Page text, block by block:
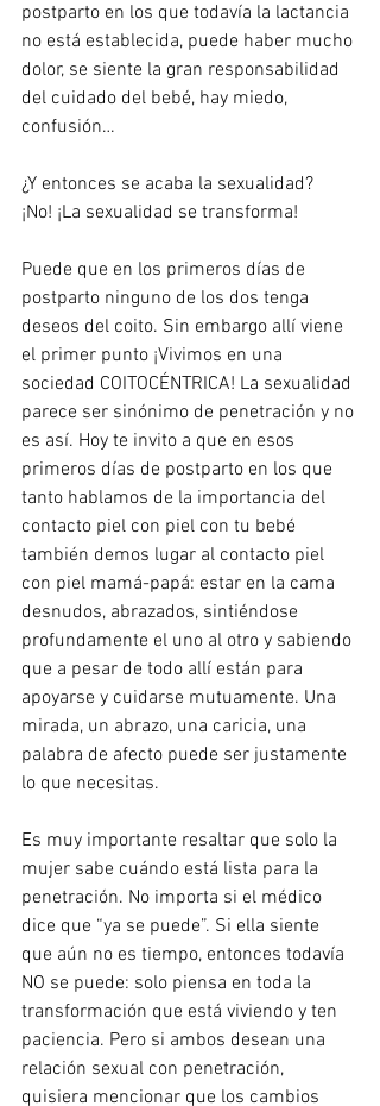
postparto en los que todavía la lactancia
no está establecida, puede haber mucho
dolor, se siente la gran responsabilidad
del cuidado del bebé, hay miedo,
confusión…
¿Y entonces se acaba la sexualidad?
¡No! ¡La sexualidad se transforma!
Puede que en los primeros días de
postparto ninguno de los dos tenga
deseos del coito. Sin embargo allí viene
el primer punto ¡Vivimos en una
sociedad COITOCÉNTRICA! La sexualidad
parece ser sinónimo de penetración y no
es así. Hoy te invito a que en esos
primeros días de postparto en los que
tanto hablamos de la importancia del
contacto piel con piel con tu bebé
también demos lugar al contacto piel
con piel mamá-papá: estar en la cama
desnudos, abrazados, sintiéndose
profundamente el uno al otro y sabiendo
que a pesar de todo allí están para
apoyarse y cuidarse mutuamente. Una
mirada, un abrazo, una caricia, una
palabra de afecto puede ser justamente
lo que necesitas.
Es muy importante resaltar que solo la
mujer sabe cuándo está lista para la
penetración. No importa si el médico
dice que “ya se puede”. Si ella siente
que aún no es tiempo, entonces todavía
NO se puede: solo piensa en toda la
transformación que está viviendo y ten
paciencia. Pero si ambos desean una
relación sexual con penetración,
quisiera mencionar que los cambios